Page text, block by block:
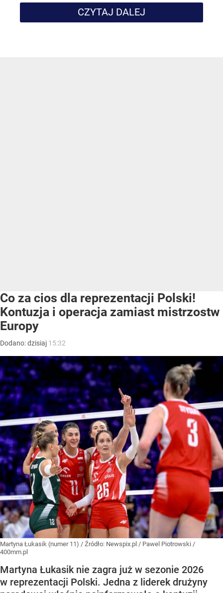
CZYTAJ DALEJ
Co za cios dla reprezentacji Polski!
Kontuzja i operacja zamiast mistrzostw
Europy
Dodano:dzisiaj 15:32
Martyna Łukasik (numer 11) / Źródło: Newspix.pl / Pawel Piotrowski /
400mm.pl
Martyna Łukasik nie zagra już w sezonie 2026
w reprezentacji Polski. Jedna z liderek drużyny